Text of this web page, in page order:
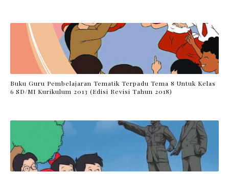
Buku Guru Pembelajaran Tematik Terpadu Tema 8 Untuk Kelas
6 SD/MI Kurikulum 2013 (Edisi Revisi Tahun 2018)